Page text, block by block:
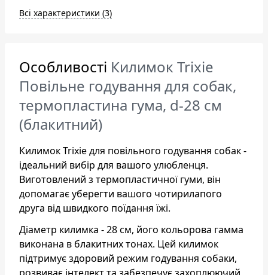
Всі характеристики (3)
Особливості Килимок Trixie
Повільне годування для собак,
термопластина гума, d-28 см
(блакитний)
Килимок Trixie для повільного годування собак -
ідеальний вибір для вашого улюбленця.
Виготовлений з термопластичної гуми, він
допомагає уберегти вашого чотирилапого
друга від швидкого поїдання їжі.
Діаметр килимка - 28 см, його кольорова гамма
виконана в блакитних тонах. Цей килимок
підтримує здоровий режим годування собаки,